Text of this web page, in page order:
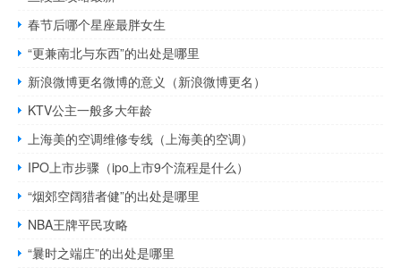
春节后哪个星座最胖女生
“更兼南北与东西”的出处是哪里
新浪微博更名微博的意义（新浪微博更名）
KTV公主一般多大年龄
上海美的空调维修专线（上海美的空调）
IPO上市步骤（ipo上市9个流程是什么）
“烟郊空阔猎者健”的出处是哪里
NBA王牌平民攻略
“曩时之端庄”的出处是哪里